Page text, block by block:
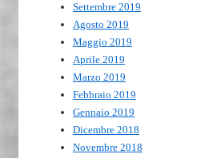
Settembre 2019
Agosto 2019
Maggio 2019
Aprile 2019
Marzo 2019
Febbraio 2019
Gennaio 2019
Dicembre 2018
Novembre 2018